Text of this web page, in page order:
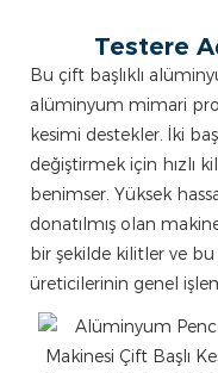
Testere
Bu çift başlıklı
alüminyum mimari
kesimi destekler. İki
değiştirmek için hızlı
benimser. Yüksek
donatılmış olan
bir şekilde kilitler ve
üreticilerinin genel